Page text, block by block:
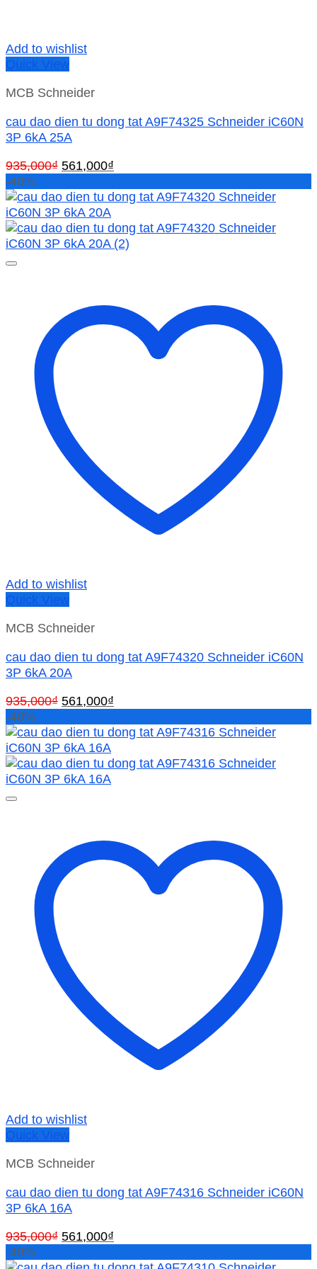
Add to wishlist
Quick View
MCB Schneider
cau dao dien tu dong tat A9F74325 Schneider iC60N
3P 6kA 25A
935,000₫ Giá
là:
935,000₫.
561,000₫
tại
561,000₫.
-40%
Add to wishlist
Quick View
MCB Schneider
cau dao dien tu dong tat A9F74320 Schneider iC60N
3P 6kA 20A
935,000₫ Giá
là:
935,000₫.
561,000₫
tại
561,000₫.
-40%
Add to wishlist
Quick View
MCB Schneider
cau dao dien tu dong tat A9F74316 Schneider iC60N
3P 6kA 16A
935,000₫ Giá
561,000₫
-40%